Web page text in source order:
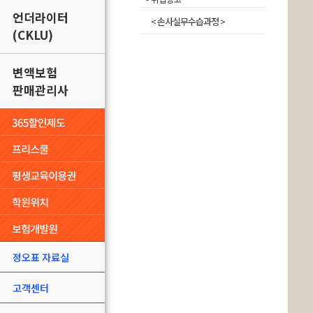
언더라이터
(CKLU)
변액보험
판매관리사
정오표 자료실
고객센터
< 손사실무수습과정 >